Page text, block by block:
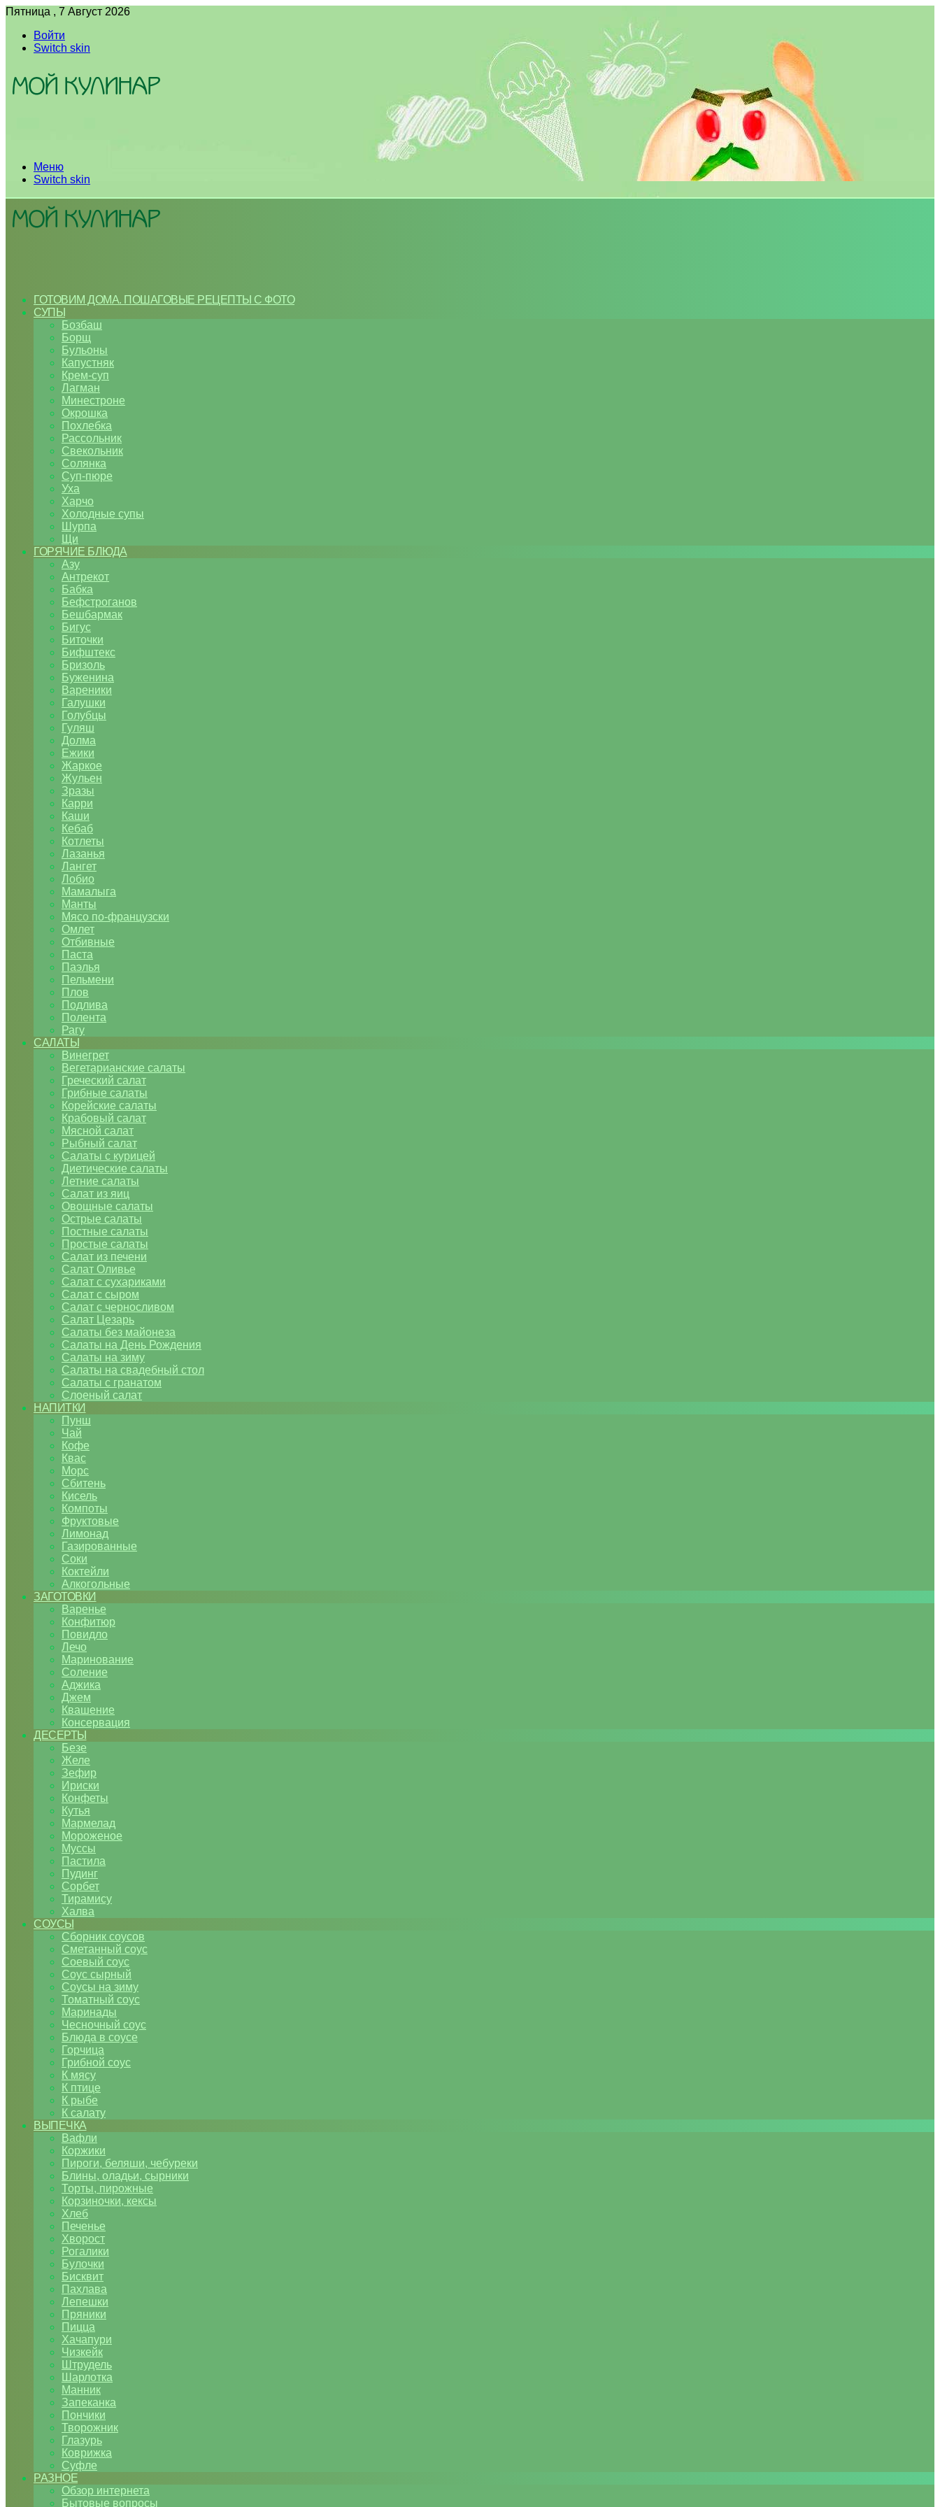
Пятница , 7 Август 2026
Войти
Switch skin
Меню
Switch skin
ГОТОВИМ ДОМА. ПОШАГОВЫЕ РЕЦЕПТЫ С ФОТО
СУПЫ
Бозбаш
Борщ
Бульоны
Капустняк
Крем-суп
Лагман
Минестроне
Окрошка
Похлебка
Рассольник
Свекольник
Солянка
Суп-пюре
Уха
Харчо
Холодные супы
Шурпа
Щи
ГОРЯЧИЕ БЛЮДА
Азу
Антрекот
Бабка
Бефстроганов
Бешбармак
Бигус
Биточки
Бифштекс
Бризоль
Буженина
Вареники
Галушки
Голубцы
Гуляш
Долма
Ежики
Жаркое
Жульен
Зразы
Карри
Каши
Кебаб
Котлеты
Лазанья
Лангет
Лобио
Мамалыга
Манты
Мясо по-французски
Омлет
Отбивные
Паста
Паэлья
Пельмени
Плов
Подлива
Полента
Рагу
САЛАТЫ
Винегрет
Вегетарианские салаты
Греческий салат
Грибные салаты
Корейские салаты
Крабовый салат
Мясной салат
Рыбный салат
Салаты с курицей
Диетические салаты
Летние салаты
Салат из яиц
Овощные салаты
Острые салаты
Постные салаты
Простые салаты
Салат из печени
Салат Оливье
Салат с сухариками
Салат с сыром
Салат с черносливом
Салат Цезарь
Салаты без майонеза
Салаты на День Рождения
Салаты на зиму
Салаты на свадебный стол
Салаты с гранатом
Слоеный салат
НАПИТКИ
Пунш
Чай
Кофе
Квас
Морс
Сбитень
Кисель
Компоты
Фруктовые
Лимонад
Газированные
Соки
Коктейли
Алкогольные
ЗАГОТОВКИ
Варенье
Конфитюр
Повидло
Лечо
Маринование
Соление
Аджика
Джем
Квашение
Консервация
ДЕСЕРТЫ
Безе
Желе
Зефир
Ириски
Конфеты
Кутья
Мармелад
Мороженое
Муссы
Пастила
Пудинг
Сорбет
Тирамису
Халва
СОУСЫ
Сборник соусов
Сметанный соус
Соевый соус
Соус сырный
Соусы на зиму
Томатный соус
Маринады
Чесночный соус
Блюда в соусе
Горчица
Грибной соус
К мясу
К птице
К рыбе
К салату
ВЫПЕЧКА
Вафли
Коржики
Пироги, беляши, чебуреки
Блины, оладьи, сырники
Торты, пирожные
Корзиночки, кексы
Хлеб
Печенье
Хворост
Рогалики
Булочки
Бисквит
Пахлава
Лепешки
Пряники
Пицца
Хачапури
Чизкейк
Штрудель
Шарлотка
Манник
Запеканка
Пончики
Творожник
Глазурь
Коврижка
Суфле
РАЗНОЕ
Обзор интернета
Бытовые вопросы